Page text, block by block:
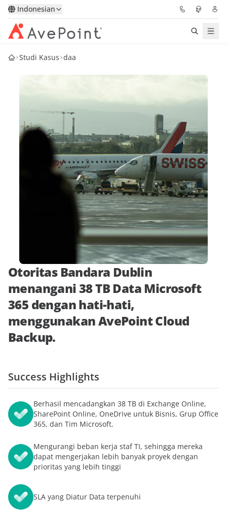
Indonesian
Solutions
Partners
Get Expert Advice Minta Demo
Studi Kasus daa
Otoritas Bandara Dublin
menangani 38 TB Data Microsoft
365 dengan hati-hati,
menggunakan AvePoint Cloud
Backup.
Success Highlights
Berhasil mencadangkan 38 TB di Exchange Online,
SharePoint Online, OneDrive untuk Bisnis, Grup Office
365, dan Tim Microsoft.
Mengurangi beban kerja staf TI, sehingga mereka
dapat mengerjakan lebih banyak proyek dengan
prioritas yang lebih tinggi
SLA yang Diatur Data terpenuhi